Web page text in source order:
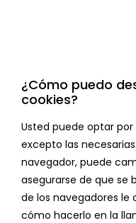
¿Cómo puedo
cookies?
Usted puede optar
excepto las
navegador, puede
asegurarse de que se
de los navegadores le
cómo hacerlo en la